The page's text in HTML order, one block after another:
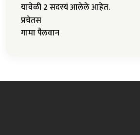
यावेळी 2 सदस्यं आलेले आहेत.
प्रचेतस
गामा पैलवान